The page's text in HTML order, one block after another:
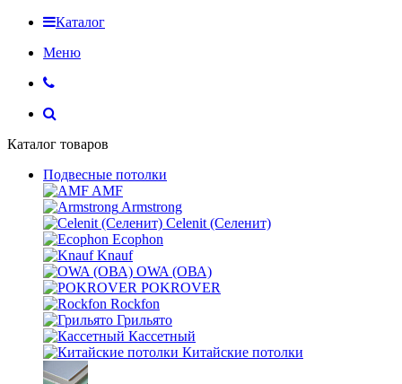
Каталог
Меню
Каталог товаров
Подвесные потолки
AMF
Armstrong
Celenit (Селенит)
Ecophon
Knauf
OWA (ОВА)
POKROVER
Rockfon
Грильято
Кассетный
Китайские потолки